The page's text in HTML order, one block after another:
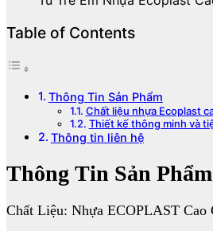
Table of Contents
Thông Tin Sản Phẩm
Chất liệu nhựa Ecoplast
Thiết kế thông minh và
Thông tin liên hệ
Thông Tin Sản Phẩm
Chất Liệu: Nhựa ECOPLAST Cao